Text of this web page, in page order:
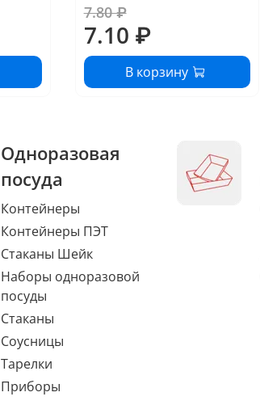
7.80 ₽
7.10 ₽
В корзину
Одноразовая
посуда
Контейнеры
Контейнеры ПЭТ
Стаканы Шейк
Наборы одноразовой
посуды
Стаканы
Соусницы
Тарелки
Приборы